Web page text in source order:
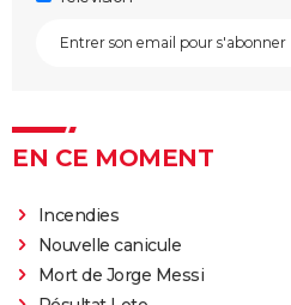
The Batman : intrigue,
Batman v Superman : le
Morbius : y a-t-il une scène
film ?
Spider-Man No Way Home
EN CE MOMENT
Incendies
Nouvelle canicule
Mort de Jorge Messi